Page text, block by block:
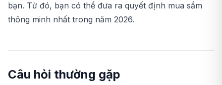
bạn. Từ đó, bạn có thể đưa ra quyết định mua sắm
thông minh nhất trong năm 2026.
Câu hỏi thường gặp